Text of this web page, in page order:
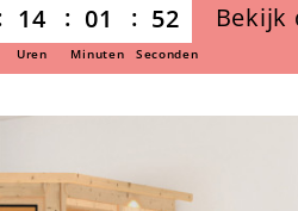
14 01 51
Uren Minuten Seconden
Bekijk